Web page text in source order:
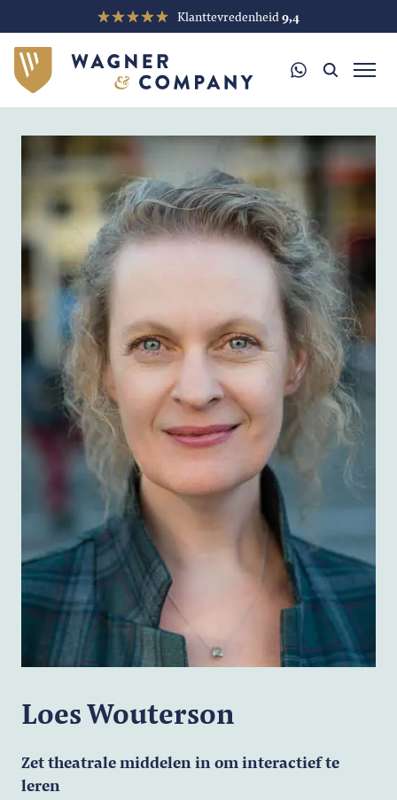
Klanttevredenheid9,4
Loes Wouterson
Zet theatrale middelen in om interactief te
leren